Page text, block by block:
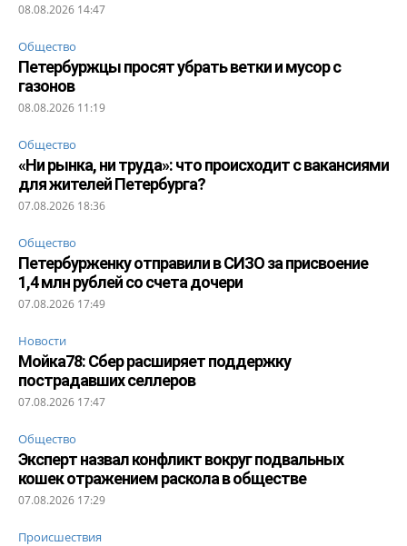
08.08.2026 14:47
Общество
Петербуржцы просят убрать ветки и мусор с
газонов
08.08.2026 11:19
Общество
«Ни рынка, ни труда»: что происходит с вакансиями
для жителей Петербурга?
07.08.2026 18:36
Общество
Петербурженку отправили в СИЗО за присвоение
1,4 млн рублей со счета дочери
07.08.2026 17:49
Новости
Мойка78: Сбер расширяет поддержку
пострадавших селлеров
07.08.2026 17:47
Общество
Эксперт назвал конфликт вокруг подвальных
кошек отражением раскола в обществе
07.08.2026 17:29
Происшествия